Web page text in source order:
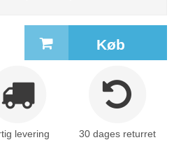
Køb
levering 30 dages returret